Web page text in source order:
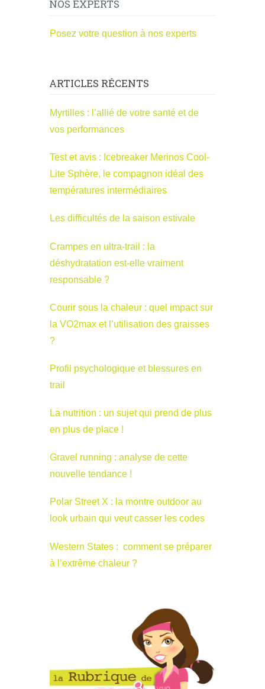
NOS EXPERTS
Posez votre question à nos experts
ARTICLES RÉCENTS
Myrtilles : l’allié de votre santé et de
vos performances
Test et avis : Icebreaker Merinos Cool-
Lite Sphère, le compagnon idéal des
températures intermédiaires
Les difficultés de la saison estivale
Crampes en ultra-trail : la
déshydratation est-elle vraiment
responsable ?
Courir sous la chaleur : quel impact sur
la VO2max et l’utilisation des graisses
?
Profil psychologique et blessures en
trail
La nutrition : un sujet qui prend de plus
en plus de place !
Gravel running : analyse de cette
nouvelle tendance !
Polar Street X : la montre outdoor au
look urbain qui veut casser les codes
Western States : comment se préparer
à l’extrême chaleur ?